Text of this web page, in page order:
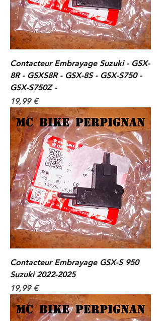
Contacteur Embrayage Suzuki - GSX-
8R - GSXS8R - GSX-8S - GSX-S750 -
GSX-S750Z -
Prix
19,99 €
Contacteur Embrayage GSX-S 950
Suzuki 2022-2025
Prix
19,99 €